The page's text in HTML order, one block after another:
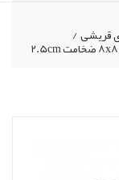
قریشی/